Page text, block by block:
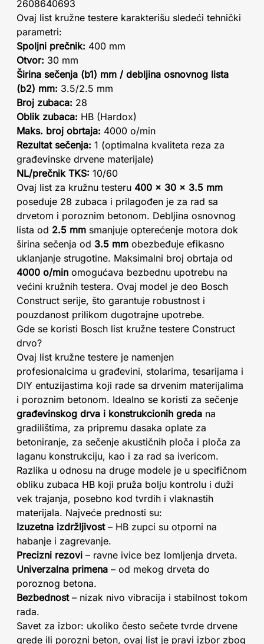
2608640693
Ovaj list kružne testere karakterišu sledeći tehnički
parametri:
Spoljni prečnik: 400 mm
Otvor: 30 mm
Širina sečenja (b1) mm / debljina osnovnog lista
(b2) mm: 3.5/2.5 mm
Broj zubaca: 28
Oblik zubaca: HB (Hardox)
Maks. broj obrtaja: 4000 o/min
Rezultat sečenja: 1 (optimalna kvaliteta reza za
građevinske drvene materijale)
NL/prečnik TKS: 10/60
Ovaj list za kružnu testeru 400 x 30 x 3.5 mm
poseduje 28 zubaca i prilagođen je za rad sa
drvetom i poroznim betonom. Debljina osnovnog
lista od 2.5 mm smanjuje opterećenje motora dok
širina sečenja od 3.5 mm obezbeđuje efikasno
uklanjanje strugotine. Maksimalni broj obrtaja od
4000 o/min omogućava bezbednu upotrebu na
većini kružnih testera. Ovaj model je deo Bosch
Construct serije, što garantuje robustnost i
pouzdanost prilikom dugotrajne upotrebe.
Gde se koristi Bosch list kružne testere Construct
drvo?
Ovaj list kružne testere je namenjen
profesionalcima u građevini, stolarima, tesarijama i
DIY entuzijastima koji rade sa drvenim materijalima
i poroznim betonom. Idealno se koristi za sečenje
građevinskog drva i konstrukcionih greda na
gradilištima, za pripremu dasaka oplate za
betoniranje, za sečenje akustičnih ploča i ploča za
laganu konstrukciju, kao i za rad sa ivericom.
Razlika u odnosu na druge modele je u specifičnom
obliku zubaca HB koji pruža bolju kontrolu i duži
vek trajanja, posebno kod tvrdih i vlaknastih
materijala. Najveće prednosti su:
Izuzetna izdržljivost– HB zupci su otporni na
habanje i zagrevanje.
Precizni rezovi – ravne ivice bez lomljenja drveta.
Univerzalna primena – od mekog drveta do
poroznog betona.
Bezbednost– nizak nivo vibracija i stabilnost tokom
rada.
Savet za izbor: ukoliko često sečete tvrde drvene
grede ili porozni beton, ovaj list je pravi izbor zbog